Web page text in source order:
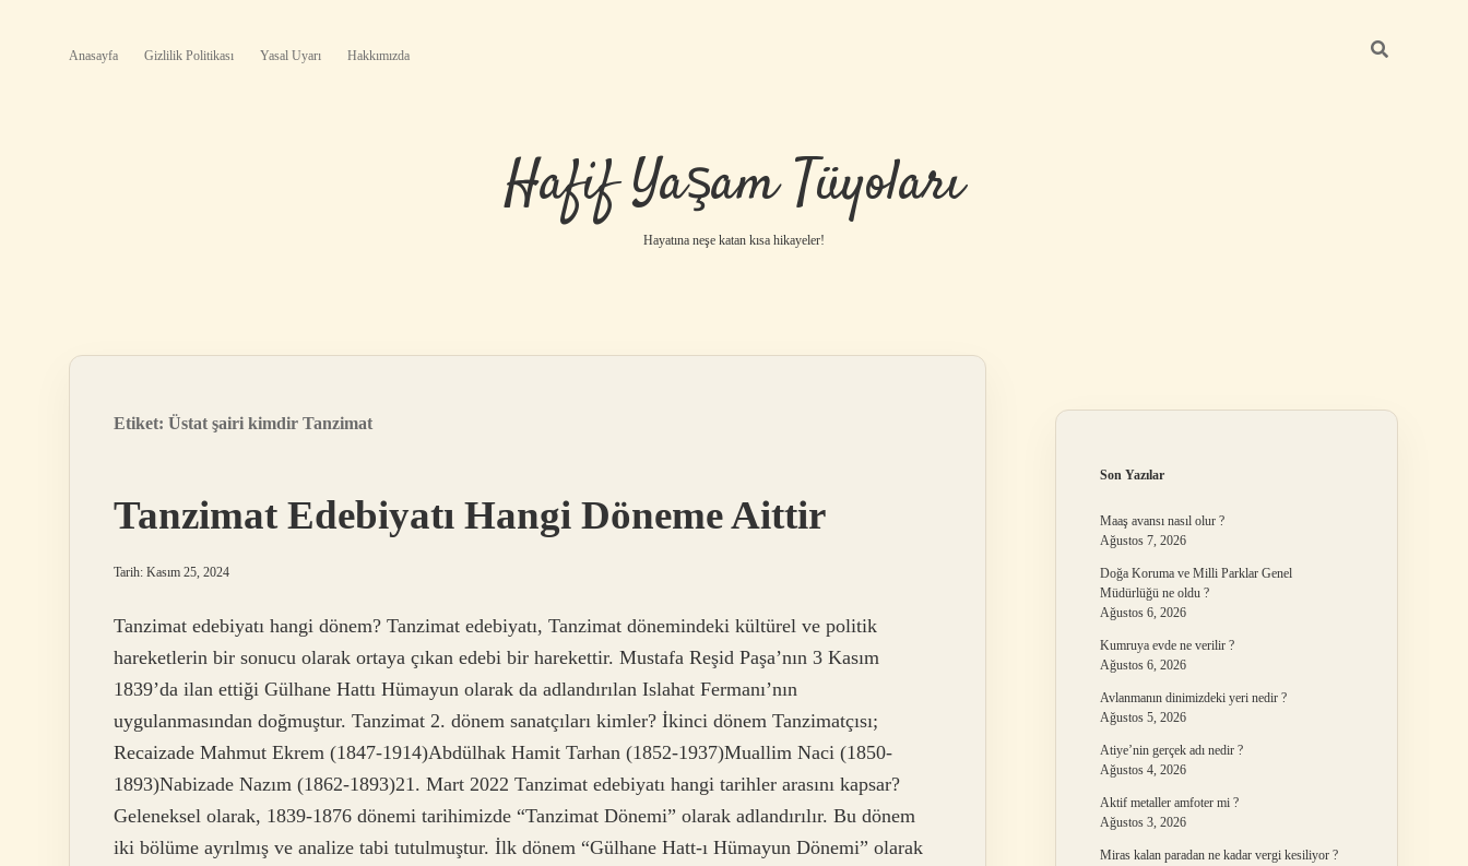
Anasayfa Gizlilik Politikası Yasal Uyarı Hakkımızda
Hafif Yaşam Tüyoları
Hayatına neşe katan kısa hikayeler!
Etiket: Üstat şairi kimdir Tanzimat
Tanzimat Edebiyatı Hangi Döneme Aittir
Tarih: Kasım 25, 2024
Tanzimat edebiyatı hangi dönem? Tanzimat edebiyatı, Tanzimat dönemindeki kültürel ve politik
hareketlerin bir sonucu olarak ortaya çıkan edebi bir harekettir. Mustafa Reşid Paşa’nın 3 Kasım
1839’da ilan ettiği Gülhane Hattı Hümayun olarak da adlandırılan Islahat Fermanı’nın
uygulanmasından doğmuştur. Tanzimat 2. dönem sanatçıları kimler? İkinci dönem Tanzimatçısı;
Recaizade Mahmut Ekrem (1847-1914)Abdülhak Hamit Tarhan (1852-1937)Muallim Naci (1850-
1893)Nabizade Nazım (1862-1893)21. Mart 2022 Tanzimat edebiyatı hangi tarihler arasını kapsar?
Geleneksel olarak, 1839-1876 dönemi tarihimizde “Tanzimat Dönemi” olarak adlandırılır. Bu dönem
iki bölüme ayrılmış ve analize tabi tutulmuştur. İlk dönem “Gülhane Hatt-ı Hümayun Dönemi” olarak
Son Yazılar
Maaş avansı nasıl olur ?
Ağustos 7, 2026
Doğa Koruma ve Milli Parklar Genel
Müdürlüğü ne oldu ?
Ağustos 6, 2026
Kumruya evde ne verilir ?
Ağustos 6, 2026
Avlanmanın dinimizdeki yeri nedir ?
Ağustos 5, 2026
Atiye’nin gerçek adı nedir ?
Ağustos 4, 2026
Aktif metaller amfoter mi ?
Ağustos 3, 2026
Miras kalan paradan ne kadar vergi kesiliyor ?